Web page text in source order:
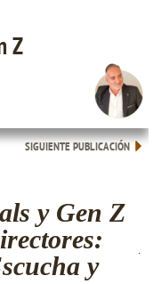
Z
SIGUIENTE PUBLICACIÓN
y Gen Z
y